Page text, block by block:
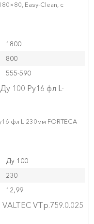
Easy‑Clean, с
1800
800
555-590
фл L-230мм FORTECA
Ду 100
230
12,99